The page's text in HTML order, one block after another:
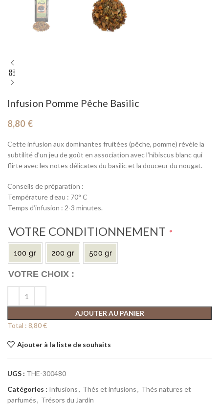
Infusion Pomme Pêche Basilic
8,80 €
Cette infusion aux dominantes fruitées (pêche, pomme) révèle la
subtilité d’un jeu de goût en association avec l’hibiscus blanc qui
flirte avec les notes délicates du basilic et la douceur du nougat.
Conseils de préparation :
Température d’eau : 70° C
Temps d’infusion : 2-3 minutes.
VOTRE CONDITIONNEMENT *
AJOUTER AU PANIER
Total : 8,80 €
Ajouter à la liste de souhaits
UGS : THE-300480
Catégories : Infusions, Thés et infusions, Thés natures et
parfumés, Trésors du Jardin